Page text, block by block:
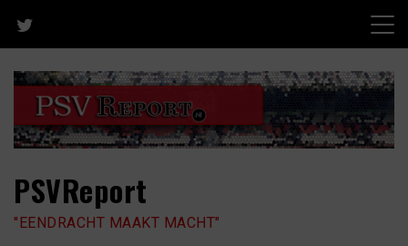
content
PSVReport
"EENDRACHT MAAKT MACHT"